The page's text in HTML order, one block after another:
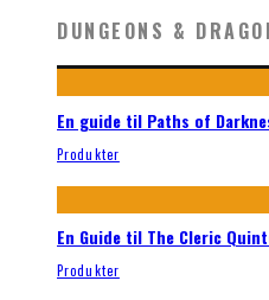
DUNGEONS &
En guide til Paths of
Produkter
En Guide til The Cleric
Produkter